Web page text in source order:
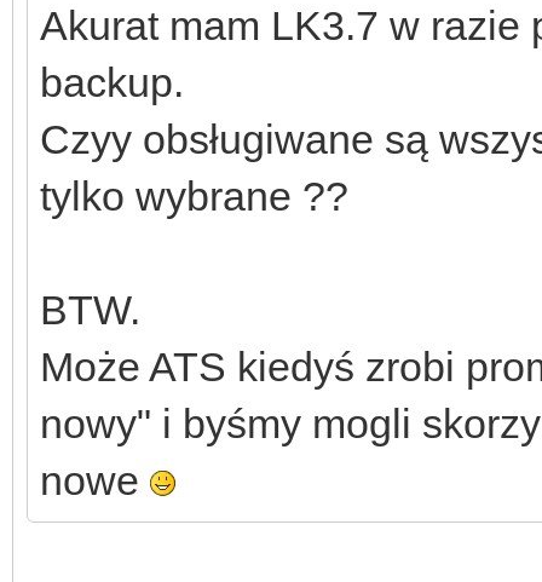
Akurat mam LK3.7 w razie
backup.
Czyy obsługiwane są
tylko wybrane ??
BTW.
Może ATS kiedyś zrobi
nowy" i byśmy mogli
nowe